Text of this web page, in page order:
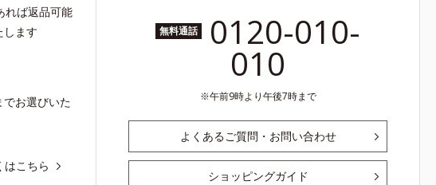
れば返品可能
ます
お選びいた
はこちら
無料通話 0120-010-
010
午前9時より午後7時まで
よくあるご質問・お問い合わせ
ショッピングガイド